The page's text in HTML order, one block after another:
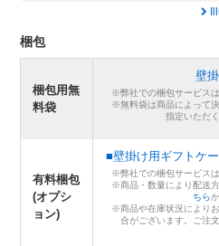
梱包
梱包用無
料袋
壁
※弊社での梱包サービス
※無料袋は商品によって
指定いただ
有料梱包
(オプシ
ョン)
■壁掛け用ギフトケー
※弊社での梱包サービス
※商品・数量により配送方
ちら
※商品や在庫状況により
合がございます。ご注